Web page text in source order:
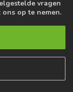
vragen
op te nemen.